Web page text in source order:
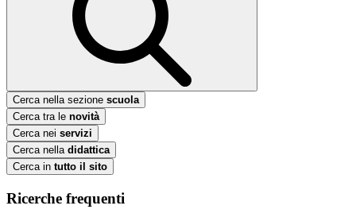
Cerca nella sezione scuola
Cerca tra le novità
Cerca nei servizi
Cerca nella didattica
Cerca in tutto il sito
Ricerche frequenti